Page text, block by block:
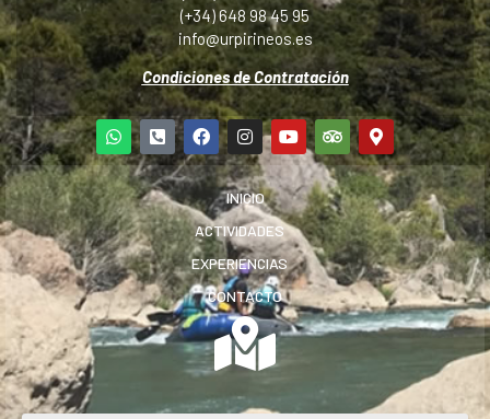
(+34) 648 98 45 95
info@urpirineos.es
Condiciones de Contratación
INICIO
ACTIVIDADES
EXPERIENCIAS
CONTACTO